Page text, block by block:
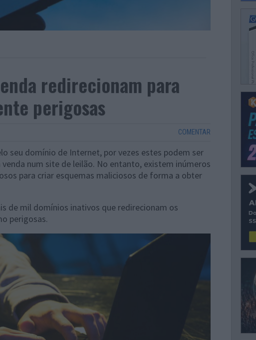
redirecionam para
perigosas
COMENTAR
seu domínio de Internet, por vezes estes podem ser
num site de leilão. No entanto, existem inúmeros
para criar esquemas maliciosos de forma a obter
de mil domínios inativos que redirecionam os
perigosas.